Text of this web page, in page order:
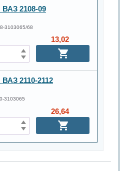
2108-09
3103065/68
13,02
2110-2112
3103065
26,64